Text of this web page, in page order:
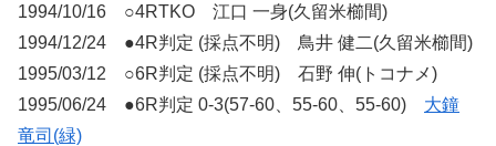
1994/10/16 ○4RTKO 江口 一身(久留米櫛間)
1994/12/24 ●4R判定 (採点不明) 鳥井 健二(久留米櫛間)
1995/03/12 ○6R判定 (採点不明) 石野 伸(トコナメ)
1995/06/24 ●6R判定 0-3(57-60、55-60、55-60) 大鐘
竜司(緑)